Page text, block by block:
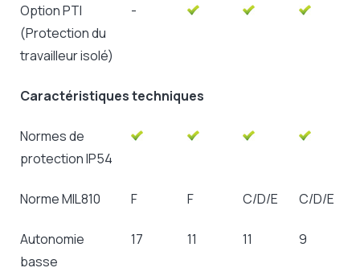
Option PTI
(Protection du
travailleur isolé)
-
Caractéristiques techniques
Normes de
protection IP54
Norme MIL810 F F C/D/E C/D/E
Autonomie
basse
17 11 11 9